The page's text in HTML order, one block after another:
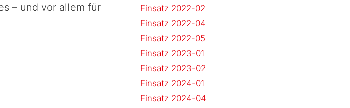
– und vor allem für
Einsatz 2022-02
Einsatz 2022-04
Einsatz 2022-05
Einsatz 2023-01
Einsatz 2023-02
Einsatz 2024-01
Einsatz 2024-04